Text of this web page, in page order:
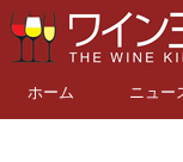
ホーム ニュー